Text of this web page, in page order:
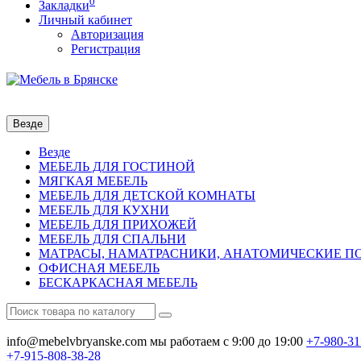
Закладки
Личный кабинет
Авторизация
Регистрация
Везде
Везде
МЕБЕЛЬ ДЛЯ ГОСТИНОЙ
МЯГКАЯ МЕБЕЛЬ
МЕБЕЛЬ ДЛЯ ДЕТСКОЙ КОМНАТЫ
МЕБЕЛЬ ДЛЯ КУХНИ
МЕБЕЛЬ ДЛЯ ПРИХОЖЕЙ
МЕБЕЛЬ ДЛЯ СПАЛЬНИ
МАТРАСЫ, НАМАТРАСНИКИ, АНАТОМИЧЕСКИЕ
ОФИСНАЯ МЕБЕЛЬ
БЕСКАРКАСНАЯ МЕБЕЛЬ
info@mebelvbryanske.com мы работаем с 9:00 до 19:00 +7-980-
+7-915-808-38-28